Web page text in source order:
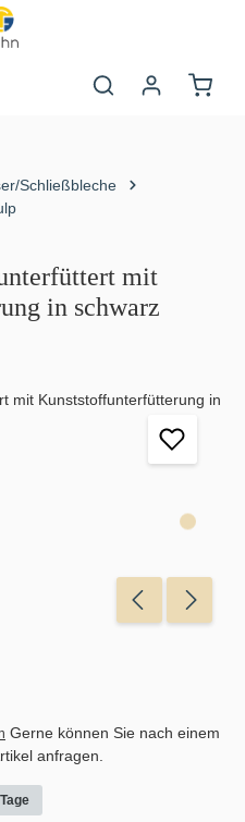
Schließbleche
0 von 5 Sternen mit
in schwarz
Gerne können Sie nach einem
anfragen.